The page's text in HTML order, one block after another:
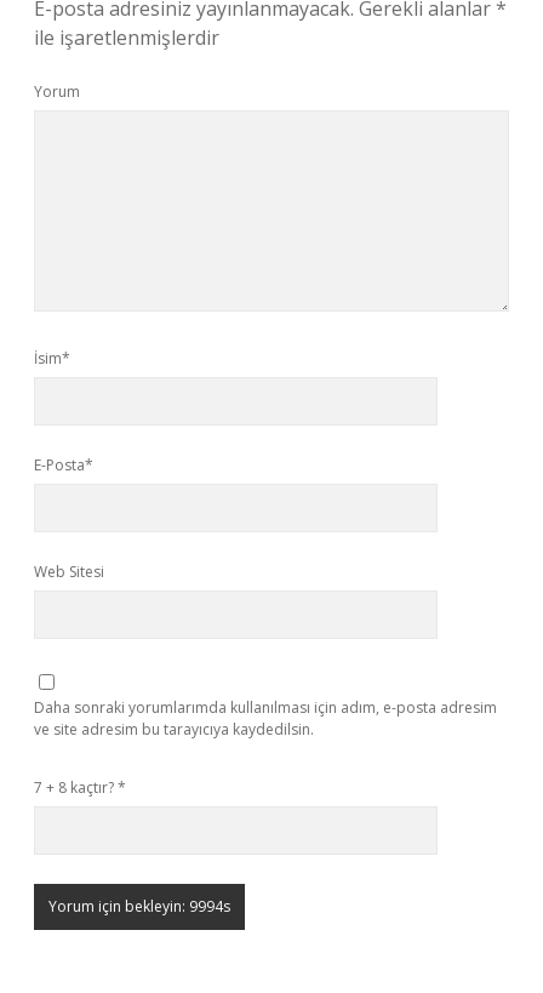
E-posta adresiniz yayınlanmayacak. Gerekli alanlar*
ile işaretlenmişlerdir
Yorum
İsim*
E-Posta*
Web Sitesi
Daha sonraki yorumlarımda kullanılması için adım, e-posta adresim
ve site adresim bu tarayıcıya kaydedilsin.
7 + 8 kaçtır?*